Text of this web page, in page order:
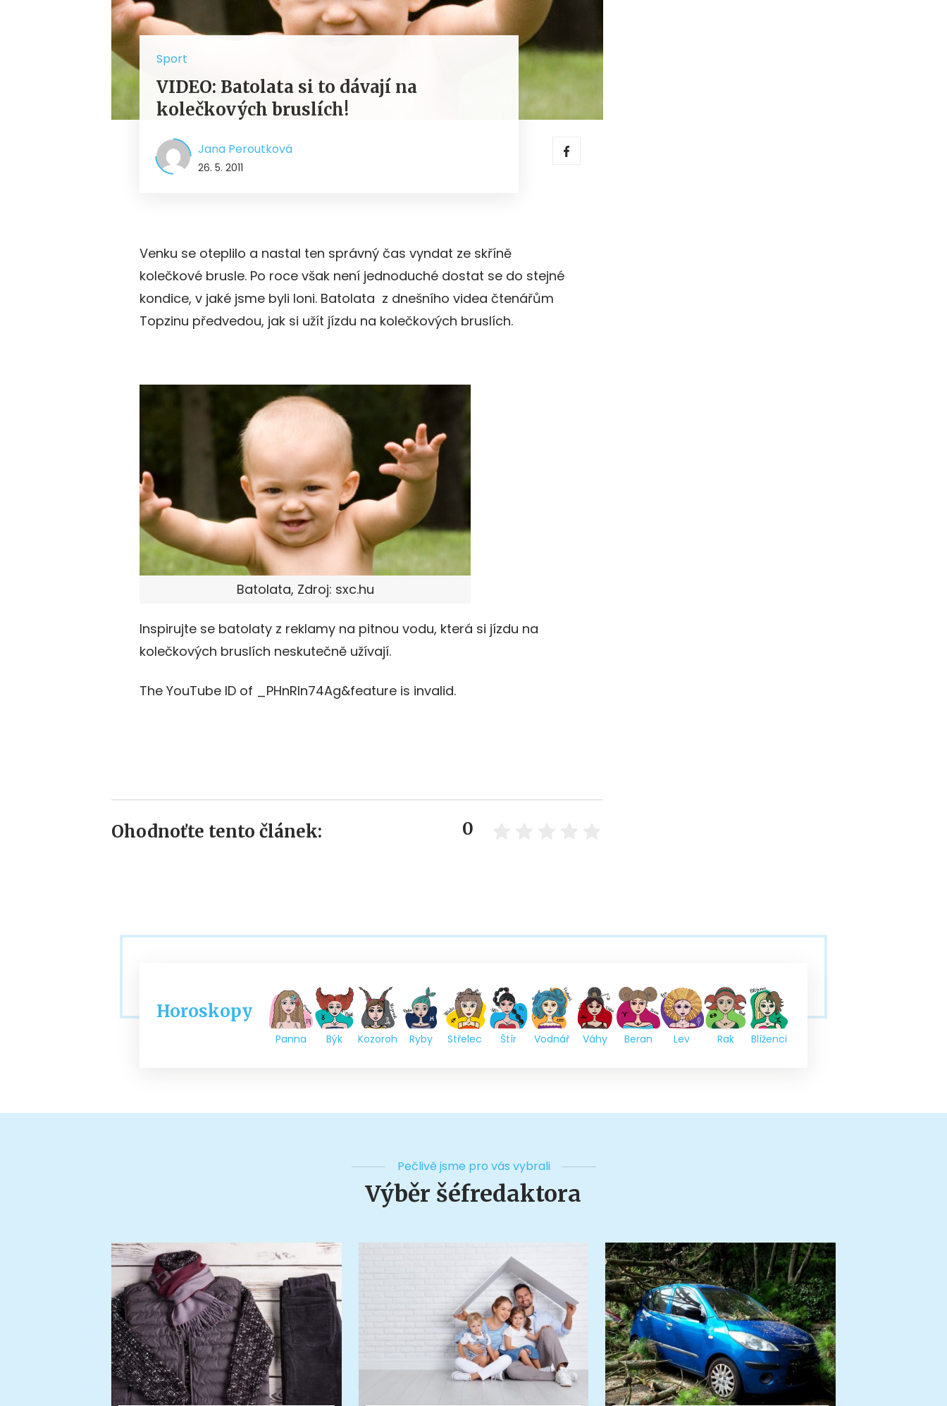
Sport
VIDEO: Batolata si to dávají na
kolečkových bruslích!
Jana Peroutková
26. 5. 2011
Venku se oteplilo a nastal ten správný čas vyndat ze skříně
kolečkové brusle. Po roce však není jednoduché dostat se do stejné
kondice, v jaké jsme byli loni. Batolata z dnešního videa čtenářům
Topzinu předvedou, jak si užít jízdu na kolečkových bruslích.
Batolata, Zdroj: sxc.hu
Inspirujte se batolaty z reklamy na pitnou vodu, která si jízdu na
kolečkových bruslích neskutečně užívají.
The YouTube ID of _PHnRIn74Ag&feature is invalid.
Ohodnoťte tento článek: 0
Horoskopy
Panna Býk Kozoroh Ryby Střelec Štír Vodnář Váhy Beran Lev Rak Blíženci
Pečlivě jsme pro vás vybrali
Výběr šéfredaktora